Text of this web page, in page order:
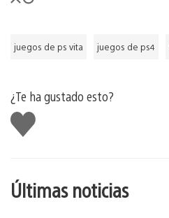
juegos de ps vita juegos de ps4
¿Te ha gustado esto?
Me
gusta
Últimas noticias